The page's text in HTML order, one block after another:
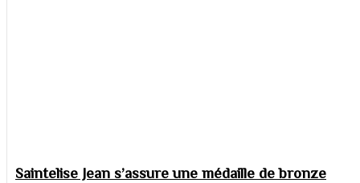
Saintelise Jean s’assure une médaille de bronze